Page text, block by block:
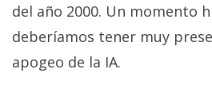
del año 2000. Un momento
deberíamos tener muy
apogeo de la IA.